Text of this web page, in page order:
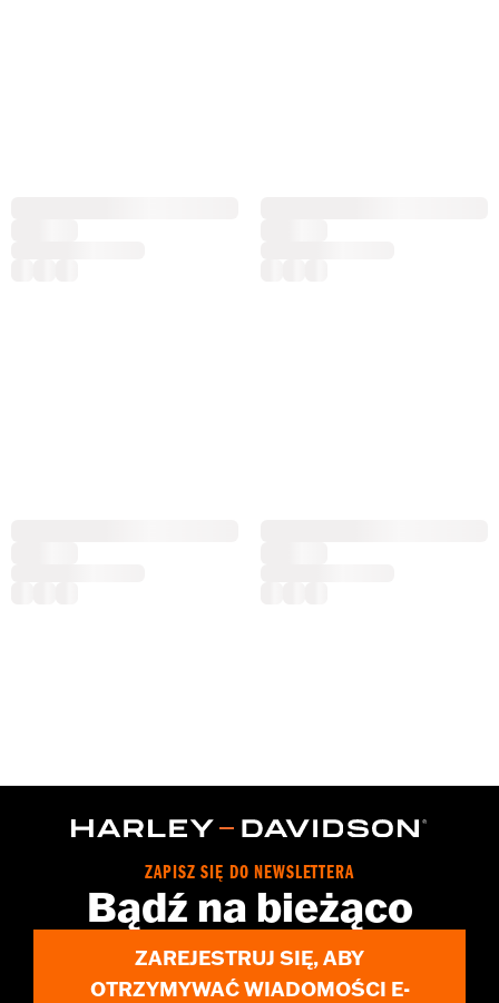
ZAPISZ SIĘ DO NEWSLETTERA
Bądź na bieżąco
ZAREJESTRUJ SIĘ, ABY
OTRZYMYWAĆ WIADOMOŚCI E-